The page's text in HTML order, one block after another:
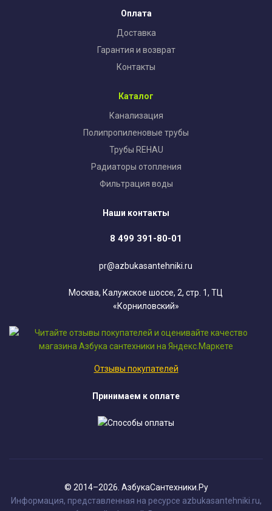
Оплата
Доставка
Гарантия и возврат
Контакты
Каталог
Канализация
Полипропиленовые трубы
Трубы REHAU
Радиаторы отопления
Фильтрация воды
Наши контакты
8 499 391-80-01
pr@azbukasantehniki.ru
Москва, Калужское шоссе, 2, стр. 1, ТЦ
«Корниловский»
Отзывы покупателей
Принимаем к оплате
© 2014–2026. АзбукаСантехники.Ру
Информация, представленная на ресурсе azbukasantehniki.ru,